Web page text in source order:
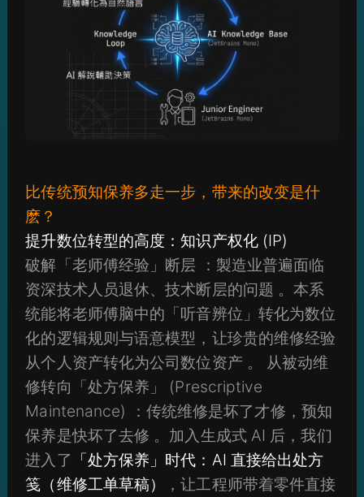
比传统预知保养多走一步，带来的改变是什
麽？
提升数位转型的高度：知识产权化 (IP)
破解「老师傅经验」断层 ：製造业普遍面临
资深技术人员退休、技术断层的问题 。本系
统能将老师傅脑中的「听音辨位」转化为数位
化的逻辑规则与语意模型，让珍贵的维修经验
从个人资产转化为公司数位资产 。 从被动维
修转向「处方保养」 (Prescriptive
Maintenance) ：传统维修是坏了才修，预知
保养是快坏了去修 。加入生成式 AI 后，我们
进入了 「处方保养」时代：AI 直接给出处方
笺（维修工单草稿）
，让工程师带着零件直接